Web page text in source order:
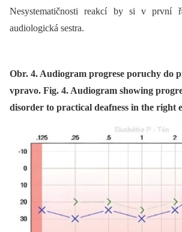
Nesystematičnosti reakcí by si v první
audiologická sestra.
Obr. 4. Audiogram progrese poruchy do
vpravo. Fig. 4. Audiogram showing
disorder to practical deafness in the right